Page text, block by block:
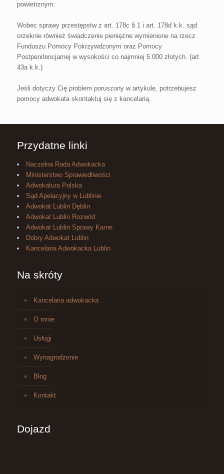
powietrznym.
Wobec sprawy przestępstw z art. 178c § 1 i art. 178d k.k. sąd
orzeknie również świadczenie pieniężne wymienione na rzecz
Funduszu Pomocy Pokrzywdzonym oraz Pomocy
Postpenitencjarnej w wysokości co najmniej 5.000 złotych. (art.
43a k.k.)
Jeśli dotyczy Cię problem poruszony w artykule, potrzebujesz
pomocy adwokata skontaktuj się z kancelarią.
Przydatne linki
Naczelna Rada Adwokacka
Ministerstwo Sprawiedliwości
Adwokatura Polska
Sąd Apelacyjny w Lublinie
Adwokat Lublin Dęblin
Adwokat Lublin Rozwód
Adwokat Lublin Sprawy Karne
Dobry Adwokat Lublin
Kancelaria Adwokacka Lublin
Na skróty
Kancelaria adwokacka
O mnie
Usługi
Wynagrodzenie
Blog
Kontakt
Dojazd